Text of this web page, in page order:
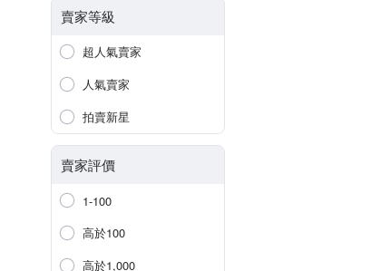
賣家等級
超人氣賣家
人氣賣家
拍賣新星
賣家評價
1-100
高於100
高於1,000